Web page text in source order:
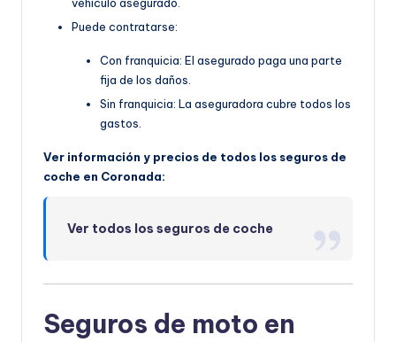
Puede contratarse:
Con franquicia: El asegurado paga una parte
fija de los daños.
Sin franquicia: La aseguradora cubre todos los
gastos.
Ver información y precios de todos los seguros de
coche en Coronada:
Ver todos los seguros de coche
Seguros de moto en